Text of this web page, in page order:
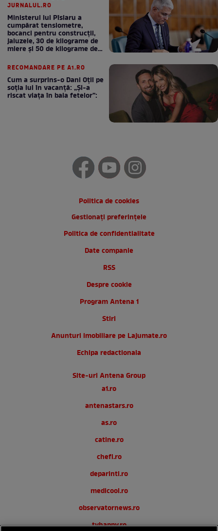
JURNALUL.RO
Ministerul lui Pîslaru a
cumpărat tensiometre,
bocanci pentru construcții,
jaluzele, 30 de kilograme de
miere și 50 de kilograme de
RECOMANDARE PE A1.RO
Cum a surprins-o Dani Oțil pe
soția lui în vacanță: „Și-a
riscat viața în baia fetelor”:
Politica de cookies
Gestionați preferințele
Politica de confidentialitate
Date companie
RSS
Despre cookie
Program Antena 1
Stiri
Anunturi imobiliare pe Lajumate.ro
Echipa redactionala
Site-uri Antena Group
a1.ro
antenastars.ro
as.ro
catine.ro
chefi.ro
deparinti.ro
medicool.ro
observatornews.ro
tvhappy.ro